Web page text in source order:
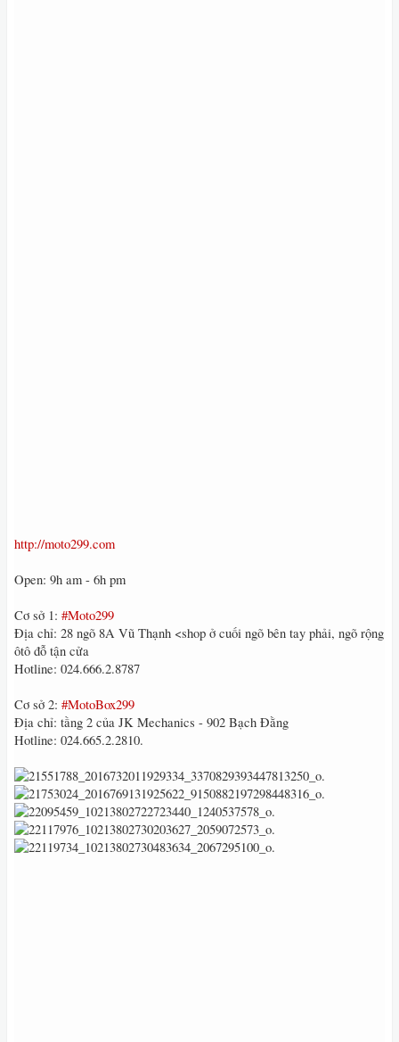
http://moto299.com
Open: 9h am - 6h pm
Cơ sở 1: #Moto299
Địa chỉ: 28 ngõ 8A Vũ Thạnh <shop ở cuối ngõ bên tay phải, ngõ rộng
ôtô đỗ tận cửa
Hotline: 024.666.2.8787
Cơ sở 2: #MotoBox299
Địa chỉ: tầng 2 của JK Mechanics - 902 Bạch Đằng
Hotline: 024.665.2.2810.